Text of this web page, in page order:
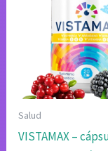
Salud
VISTAMAX –